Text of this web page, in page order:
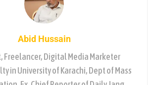
Abid Hussain
Freelancer, Digital Media Marketer
in University of Karachi, Dept of Mass